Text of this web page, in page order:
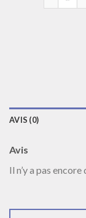
AVIS (0)
Avis
Il n’y a pas encore